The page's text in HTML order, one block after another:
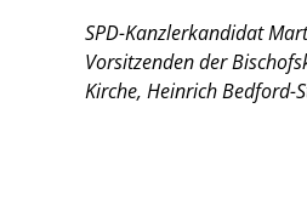
SPD-Kanzlerkandidat
Vorsitzenden der
Kirche, Heinrich Bedford-